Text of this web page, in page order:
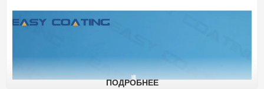
ПОДРОБНЕЕ